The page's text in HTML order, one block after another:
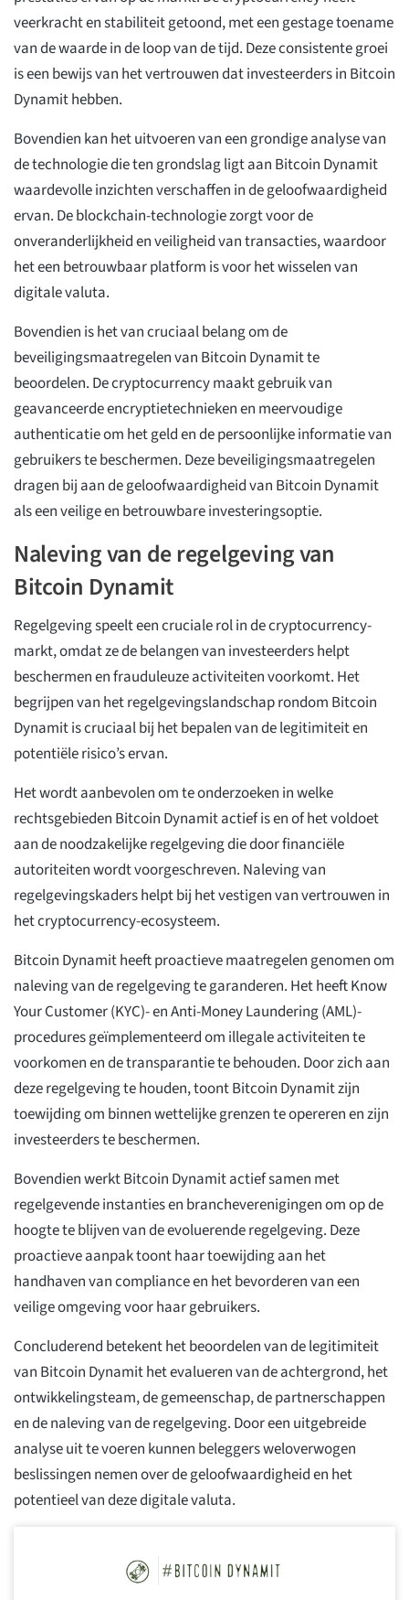
veerkracht en stabiliteit getoond, met een gestage toename
van de waarde in de loop van de tijd. Deze consistente groei
is een bewijs van het vertrouwen dat investeerders in Bitcoin
Dynamit hebben.
Bovendien kan het uitvoeren van een grondige analyse van
de technologie die ten grondslag ligt aan Bitcoin Dynamit
waardevolle inzichten verschaffen in de geloofwaardigheid
ervan. De blockchain-technologie zorgt voor de
onveranderlijkheid en veiligheid van transacties, waardoor
het een betrouwbaar platform is voor het wisselen van
digitale valuta.
Bovendien is het van cruciaal belang om de
beveiligingsmaatregelen van Bitcoin Dynamit te
beoordelen. De cryptocurrency maakt gebruik van
geavanceerde encryptietechnieken en meervoudige
authenticatie om het geld en de persoonlijke informatie van
gebruikers te beschermen. Deze beveiligingsmaatregelen
dragen bij aan de geloofwaardigheid van Bitcoin Dynamit
als een veilige en betrouwbare investeringsoptie.
Naleving van de regelgeving van
Bitcoin Dynamit
Regelgeving speelt een cruciale rol in de cryptocurrency-
markt, omdat ze de belangen van investeerders helpt
beschermen en frauduleuze activiteiten voorkomt. Het
begrijpen van het regelgevingslandschap rondom Bitcoin
Dynamit is cruciaal bij het bepalen van de legitimiteit en
potentiële risico’s ervan.
Het wordt aanbevolen om te onderzoeken in welke
rechtsgebieden Bitcoin Dynamit actief is en of het voldoet
aan de noodzakelijke regelgeving die door financiële
autoriteiten wordt voorgeschreven. Naleving van
regelgevingskaders helpt bij het vestigen van vertrouwen in
het cryptocurrency-ecosysteem.
Bitcoin Dynamit heeft proactieve maatregelen genomen om
naleving van de regelgeving te garanderen. Het heeft Know
Your Customer (KYC)- en Anti-Money Laundering (AML)-
procedures geïmplementeerd om illegale activiteiten te
voorkomen en de transparantie te behouden. Door zich aan
deze regelgeving te houden, toont Bitcoin Dynamit zijn
toewijding om binnen wettelijke grenzen te opereren en zijn
investeerders te beschermen.
Bovendien werkt Bitcoin Dynamit actief samen met
regelgevende instanties en brancheverenigingen om op de
hoogte te blijven van de evoluerende regelgeving. Deze
proactieve aanpak toont haar toewijding aan het
handhaven van compliance en het bevorderen van een
veilige omgeving voor haar gebruikers.
Concluderend betekent het beoordelen van de legitimiteit
van Bitcoin Dynamit het evalueren van de achtergrond, het
ontwikkelingsteam, de gemeenschap, de partnerschappen
en de naleving van de regelgeving. Door een uitgebreide
analyse uit te voeren kunnen beleggers weloverwogen
beslissingen nemen over de geloofwaardigheid en het
potentieel van deze digitale valuta.